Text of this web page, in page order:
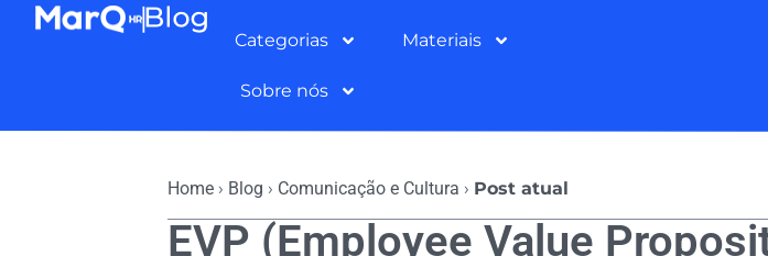
Categorias Materiais
Sobre nós
Home › Blog › Comunicação e Cultura › Post atual
EVP (Employee Value